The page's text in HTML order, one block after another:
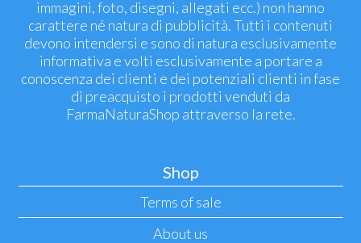
immagini, foto, disegni, allegati ecc.) non hanno
carattere né natura di pubblicità. Tutti i contenuti
devono intendersi e sono di natura esclusivamente
informativa e volti esclusivamente a portare a
conoscenza dei clienti e dei potenziali clienti in fase
di preacquisto i prodotti venduti da
FarmaNaturaShop attraverso la rete.
Shop
Terms of sale
About us